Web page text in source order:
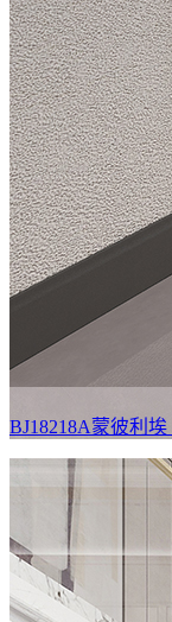
BJ18218A蒙彼利埃